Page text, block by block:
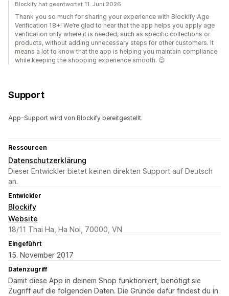
Blockify hat geantwortet 11. Juni 2026
Thank you so much for sharing your experience with Blockify Age
Verification 18+! We’re glad to hear that the app helps you apply age
verification only where it is needed, such as specific collections or
products, without adding unnecessary steps for other customers. It
means a lot to know that the app is helping you maintain compliance
while keeping the shopping experience smooth. 😊
Support
App-Support wird von Blockify bereitgestellt.
Ressourcen
Datenschutzerklärung
Dieser Entwickler bietet keinen direkten Support auf Deutsch
an.
Entwickler
Blockify
Website
18/11 Thai Ha, Ha Noi, 70000, VN
Eingeführt
15. November 2017
Datenzugriff
Damit diese App in deinem Shop funktioniert, benötigt sie
Zugriff auf die folgenden Daten. Die Gründe dafür findest du in